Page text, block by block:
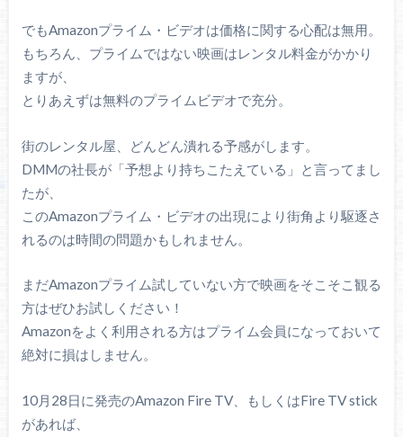
でもAmazonプライム・ビデオは価格に関する心配は無用。
もちろん、プライムではない映画はレンタル料金がかかり
ますが、
とりあえずは無料のプライムビデオで充分。
街のレンタル屋、どんどん潰れる予感がします。
DMMの社長が「予想より持ちこたえている」と言ってまし
たが、
このAmazonプライム・ビデオの出現により街角より駆逐さ
れるのは時間の問題かもしれません。
まだAmazonプライム試していない方で映画をそこそこ観る
方はぜひお試しください！
Amazonをよく利用される方はプライム会員になっておいて
絶対に損はしません。
10月28日に発売のAmazon Fire TV、もしくはFire TV stick
があれば、